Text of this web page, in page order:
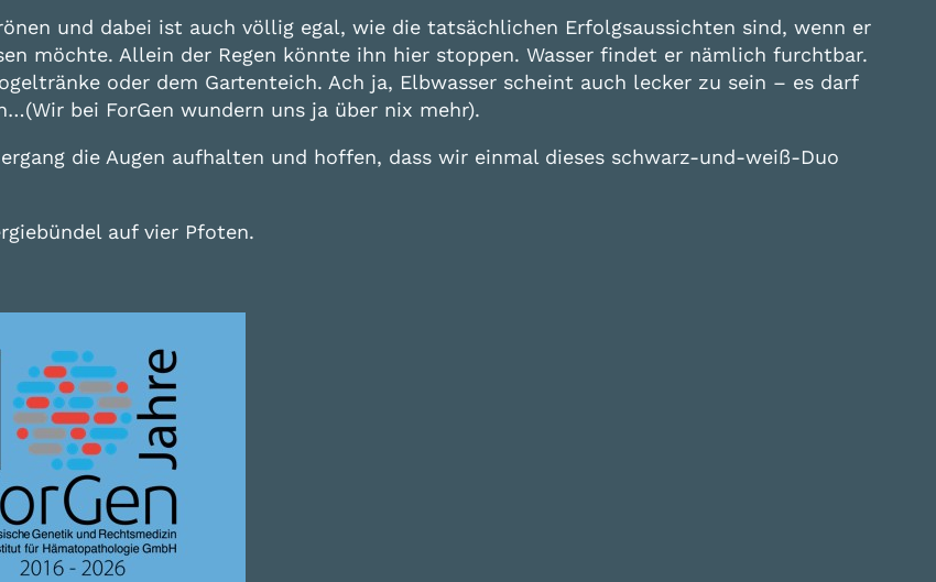
und dabei ist auch völlig egal, wie die tatsächlichen Erfolgsaussichten sind, wenn er
möchte. Allein der Regen könnte ihn hier stoppen. Wasser findet er nämlich furchtbar.
oder dem Gartenteich. Ach ja, Elbwasser scheint auch lecker zu sein – es darf
bei ForGen wundern uns ja über nix mehr).
die Augen aufhalten und hoffen, dass wir einmal dieses schwarz-und-weiß-Duo
auf vier Pfoten.